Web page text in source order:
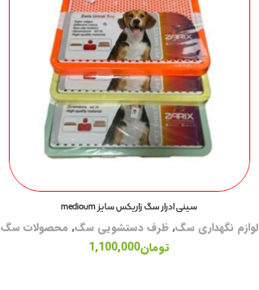
سینی ادرار سگ زاریکس سایز medioum
لوازم نگهداری سگ,ظرف دستشویی سگ, محصولات سگ
تومان1,100,000